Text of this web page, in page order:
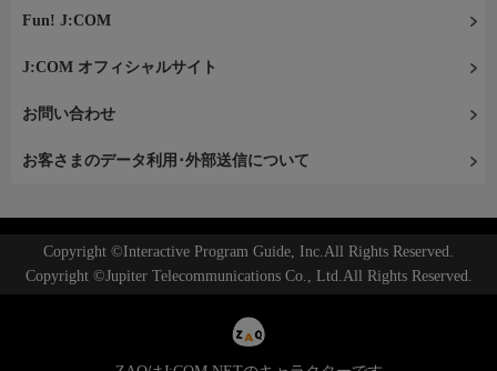
Fun! J:COM
J:COM オフィシャルサイト
お問い合わせ
お客さまのデータ利用･外部送信について
Copyright ©Interactive Program Guide, Inc.All Rights Reserved.
Copyright ©Jupiter Telecommunications Co., Ltd.All Rights Reserved.